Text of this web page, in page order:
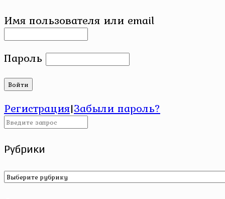
Имя пользователя или email
Пароль
Регистрация|Забыли пароль?
Рубрики
Рубрики